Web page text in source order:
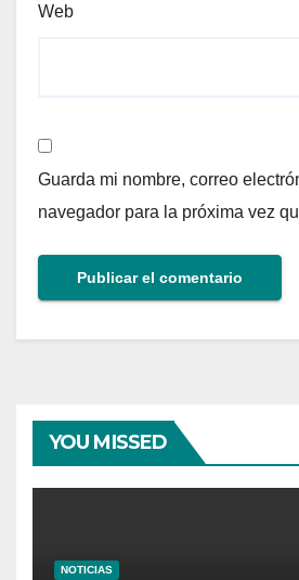
Web
Guarda mi nombre, correo
navegador para la próxima vez
YOU MISSED
NOTICIAS